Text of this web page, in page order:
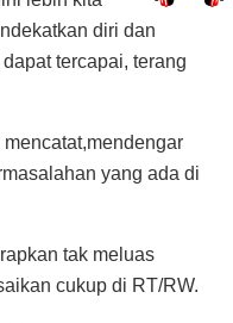
diri dan
tercapai, terang
yang ada di
tak meluas
cukup di RT/RW.